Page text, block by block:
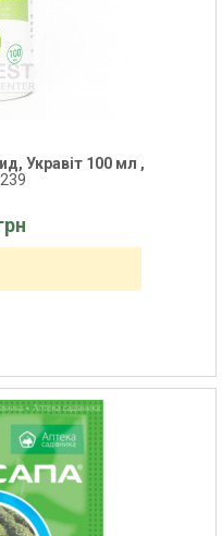
Укравіт 100 мл ,